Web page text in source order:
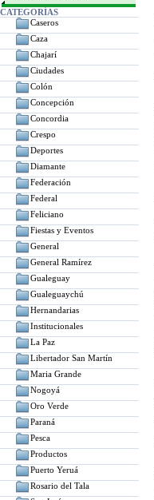
CATEGORÍAS
Caseros
Caza
Chajarí
Ciudades
Colón
Concepción
Concordia
Crespo
Deportes
Diamante
Federación
Federal
Feliciano
Fiestas y Eventos
General
General Ramírez
Gualeguay
Gualeguaychú
Hernandarias
Institucionales
La Paz
Libertador San Martín
Maria Grande
Nogoyá
Oro Verde
Paraná
Pesca
Productos
Puerto Yeruá
Rosario del Tala